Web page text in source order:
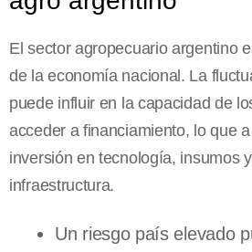
El sector agropecuario argentino
de la economía nacional. La
puede influir en la capacidad de
acceder a financiamiento, lo que
inversión en tecnología, insumos
infraestructura.
Un riesgo país elevado